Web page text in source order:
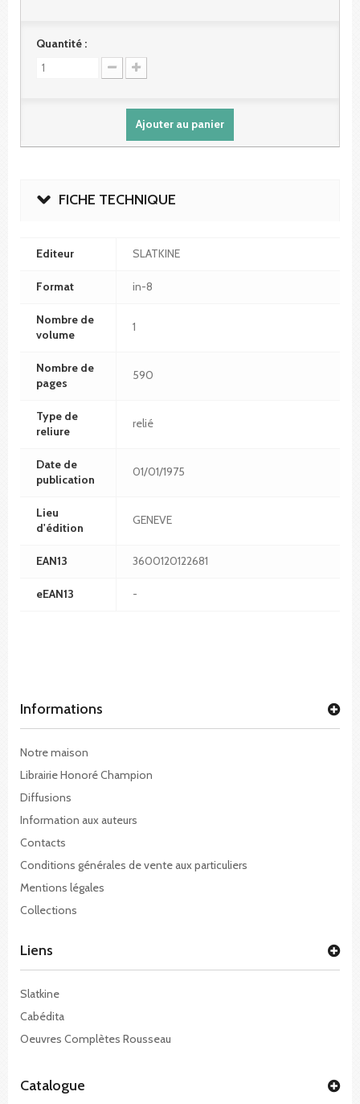
Quantité :
Ajouter au panier
FICHE TECHNIQUE
Editeur SLATKINE
Format in-8
Nombre de
volume
1
Nombre de
pages
590
Type de
reliure
relié
Date de
publication
01/01/1975
Lieu
d'édition
GENEVE
EAN13 3600120122681
eEAN13 -
Informations
Notre maison
Librairie Honoré Champion
Diffusions
Information aux auteurs
Contacts
Conditions générales de vente aux particuliers
Mentions légales
Collections
Liens
Slatkine
Cabédita
Oeuvres Complètes Rousseau
Catalogue